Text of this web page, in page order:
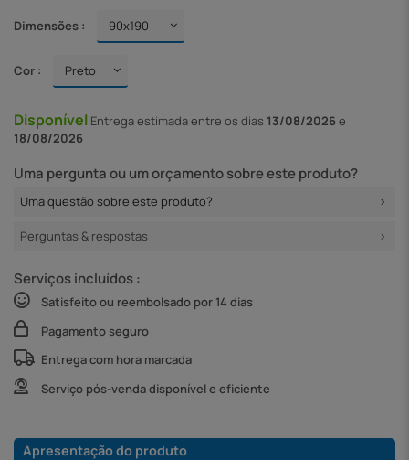
Dimensões :
Cor :
Disponível Entregaestimada entre os dias 13/08/2026e
18/08/2026
Uma pergunta ou um orçamento sobre este produto?
Uma questão sobre este produto?
Perguntas & respostas
Serviços incluídos :
Satisfeito ou reembolsado por 14 dias
Pagamento seguro
Entrega com hora marcada
Serviço pós-venda disponível e eficiente
Apresentação do produto